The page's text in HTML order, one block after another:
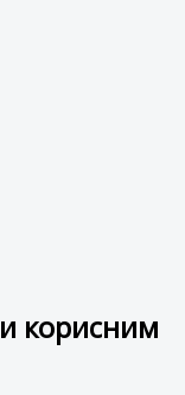
корисним